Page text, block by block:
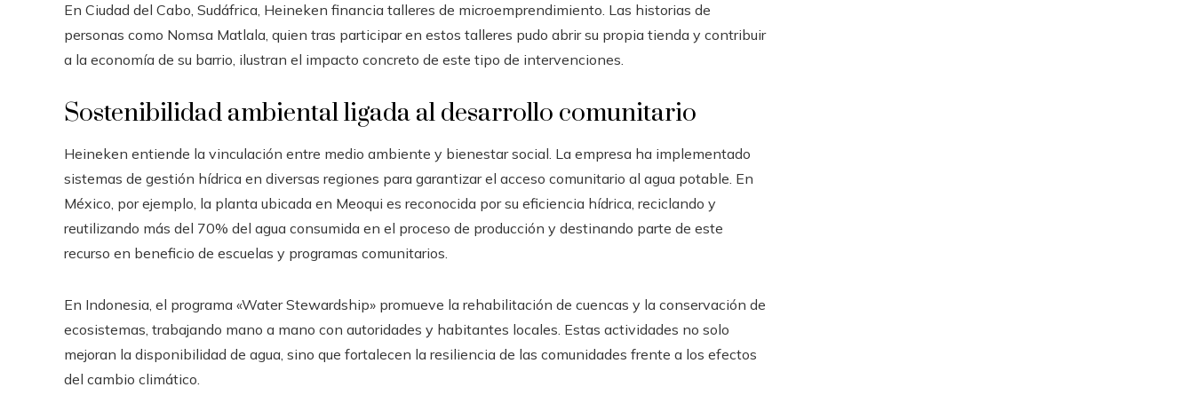
En Ciudad del Cabo, Sudáfrica, Heineken financia talleres de microemprendimiento. Las historias de
personas como Nomsa Matlala, quien tras participar en estos talleres pudo abrir su propia tienda y contribuir
a la economía de su barrio, ilustran el impacto concreto de este tipo de intervenciones.
Sostenibilidad ambiental ligada al desarrollo comunitario
Heineken entiende la vinculación entre medio ambiente y bienestar social. La empresa ha implementado
sistemas de gestión hídrica en diversas regiones para garantizar el acceso comunitario al agua potable. En
México, por ejemplo, la planta ubicada en Meoqui es reconocida por su eficiencia hídrica, reciclando y
reutilizando más del 70% del agua consumida en el proceso de producción y destinando parte de este
recurso en beneficio de escuelas y programas comunitarios.
En Indonesia, el programa «Water Stewardship» promueve la rehabilitación de cuencas y la conservación de
ecosistemas, trabajando mano a mano con autoridades y habitantes locales. Estas actividades no solo
mejoran la disponibilidad de agua, sino que fortalecen la resiliencia de las comunidades frente a los efectos
del cambio climático.